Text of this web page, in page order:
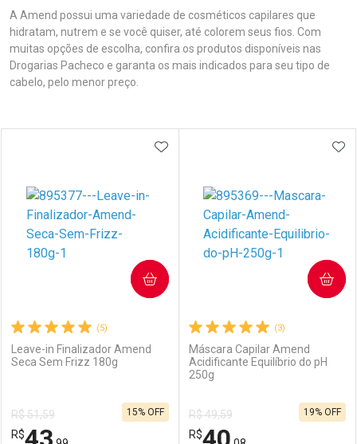
A Amend possui uma variedade de cosméticos capilares que
hidratam, nutrem e se você quiser, até colorem seus fios. Com
muitas opções de escolha, confira os produtos disponíveis nas
Drogarias Pacheco e garanta os mais indicados para seu tipo de
cabelo, pelo menor preço.
(5)
Leave-in Finalizador Amend
Seca Sem Frizz 180g
R$ 51,59
R$
15% OFF
ADICIONAR AOS FAVORITOS
COMPRAR
(3)
Máscara Capilar Amend
Acidificante Equilíbrio do pH
250g
R$ 49,59
R$
19% OFF
COMPRAR